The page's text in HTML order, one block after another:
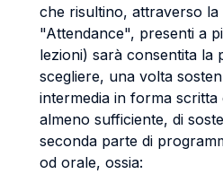
che risultino, attraverso
"Attendance", presenti a
lezioni) sarà consentita la
scegliere, una volta
intermedia in forma
almeno sufficiente, di
seconda parte di
od orale, ossia: